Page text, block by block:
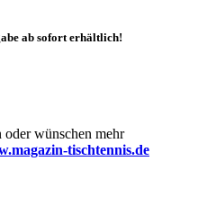
ab sofort erhältlich!
oder wünschen mehr
tischtennis.de